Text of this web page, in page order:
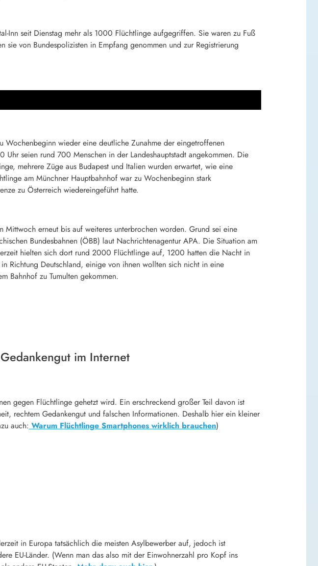
Inn seit Dienstag mehr als 1000 Flüchtlinge aufgegriffen. Sie waren zu Fuß
von Bundespolizisten in Empfang genommen und zur Registrierung
wieder eine deutliche Zunahme der eingetroffenen
seien rund 700 Menschen in der Landeshauptstadt angekommen. Die
mehrere Züge aus Budapest und Italien wurden erwartet, wie eine
am Münchner Hauptbahnhof war zu Wochenbeginn stark
zu Österreich wiedereingeführt hatte.
Mittwoch erneut bis auf weiteres unterbrochen worden. Grund sei eine
Bundesbahnen (ÖBB) laut Nachrichtenagentur APA. Die Situation am
hielten sich dort rund 2000 Flüchtlinge auf, 1200 hatten die Nacht in
Richtung Deutschland, einige von ihnen wollten sich nicht in eine
Bahnhof zu Tumulten gekommen.
im Internet
gegen Flüchtlinge gehetzt wird. Ein erschreckend großer Teil davon ist
rechtem Gedankengut und falschen Informationen. Deshalb hier ein kleiner
auch: Warum Flüchtlinge Smartphones wirklich brauchen)
in Europa tatsächlich die meisten Asylbewerber auf, jedoch ist
EU-Länder. (Wenn man das also mit der Einwohnerzahl pro Kopf ins